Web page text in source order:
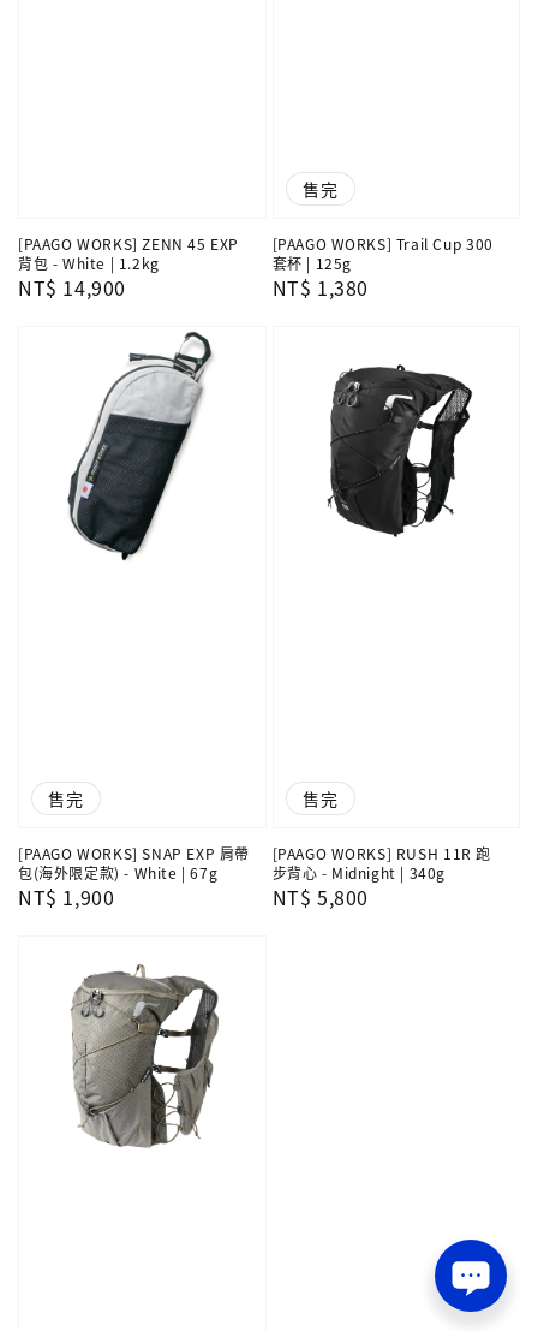
[PAAGO WORKS] ZENN 45 EXP
背包 - White | 1.2kg
Regular
NT$ 14,900
售完
[PAAGO WORKS] Trail Cup 300
套杯 | 125g
Regular
NT$ 1,380
售完
[PAAGO WORKS] SNAP EXP 肩帶
包(海外限定款) - White | 67g
Regular
NT$ 1,900
售完
[PAAGO WORKS] RUSH 11R 跑
步背心 - Midnight | 340g
Regular
NT$ 5,800